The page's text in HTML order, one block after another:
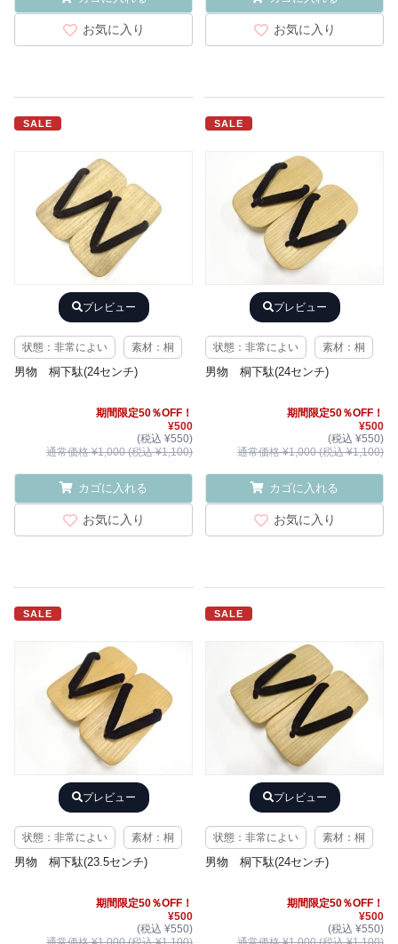
お気に入り お気に入り
SALE
プレビュー
状態：非常によい 素材：桐
男物 桐下駄(24センチ)
期間限定50％OFF！
¥500
(税込 ¥550)
通常価格 ¥1,000 (税込 ¥1,100)
カゴに入れる
お気に入り
SALE
プレビュー
状態：非常によい 素材：桐
男物 桐下駄(24センチ)
期間限定50％OFF！
¥500
(税込 ¥550)
通常価格 ¥1,000 (税込 ¥1,100)
カゴに入れる
お気に入り
SALE
プレビュー
状態：非常によい 素材：桐
男物 桐下駄(23.5センチ)
期間限定50％OFF！
¥500
(税込 ¥550)
SALE
プレビュー
状態：非常によい 素材：桐
男物 桐下駄(24センチ)
期間限定50％OFF！
¥500
(税込 ¥550)